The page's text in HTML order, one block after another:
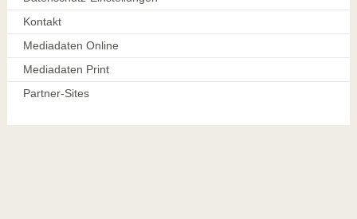
Kontakt
Mediadaten Online
Mediadaten Print
Partner-Sites